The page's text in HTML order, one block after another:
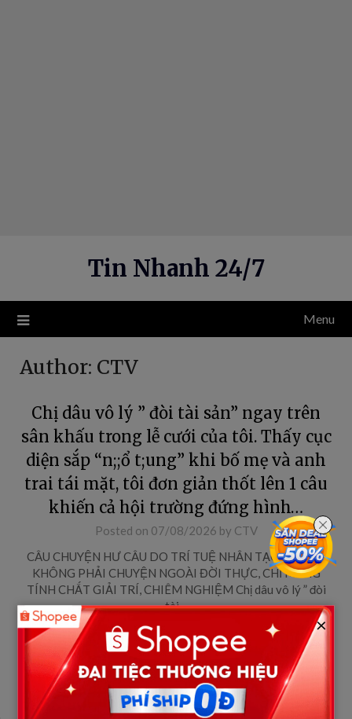
Tin Nhanh 24/7
Menu
Author: CTV
Chị dâu vô lý ” đòi tài sản” ngay trên
sân khấu trong lễ cưới của tôi. Thấy cục
diện sắp “n;;ổ t;ung” khi bố mẹ và anh
trai tái mặt, tôi đơn giản thốt lên 1 câu
khiến cả hội trường đứng hình…
Posted on 07/08/2026 by CTV
CÂU CHUYỆN HƯ CÂU DO TRÍ TUỆ NHÂN TẠO AI VIẾT,
KHÔNG PHẢI CHUYỆN NGOÀI ĐỜI THỰC, CHỈ MANG
TÍNH CHẤT GIẢI TRÍ, CHIÊM NGHIỆM Chị dâu vô lý ” đòi
tài…
Posts
pagination
Next
×